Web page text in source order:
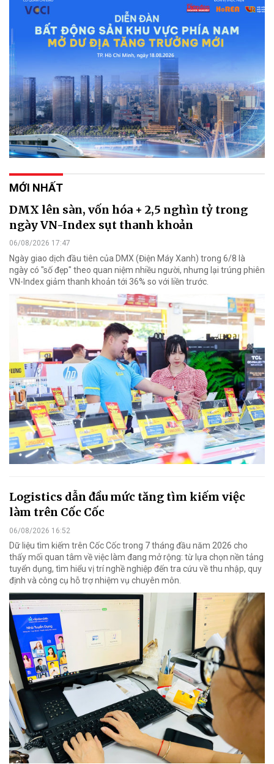
MỚI NHẤT
DMX lên sàn, vốn hóa + 2,5 nghìn tỷ trong
ngày VN-Index sụt thanh khoản
06/08/2026 17:47
Ngày giao dịch đầu tiên của DMX (Điện Máy Xanh) trong 6/8 là
ngày có "số đẹp" theo quan niệm nhiều người, nhưng lại trúng phiên
VN-Index giảm thanh khoản tới 36% so với liền trước.
Logistics dẫn đầu mức tăng tìm kiếm việc
làm trên Cốc Cốc
06/08/2026 16:52
Dữ liệu tìm kiếm trên Cốc Cốc trong 7 tháng đầu năm 2026 cho
thấy mối quan tâm về việc làm đang mở rộng: từ lựa chọn nền tảng
tuyển dụng, tìm hiểu vị trí nghề nghiệp đến tra cứu về thu nhập, quy
định và công cụ hỗ trợ nhiệm vụ chuyên môn.